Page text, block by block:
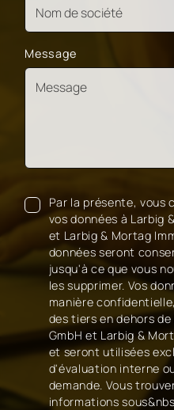
Message
Par la présente, vous
vos données à Larbig
et Larbig & Mortag
données seront
jusqu'à ce que vous
les supprimer. Vos
manière
des tiers en dehors
GmbH et Larbig &
et seront utilisées
d'évaluation interne
demande. Vous
informations